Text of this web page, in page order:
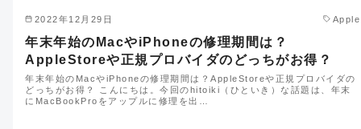
2022年12月29日 Apple
年末年始のMacやiPhoneの修理期間は？
AppleStoreや正規プロバイダのどっちがお得？
年末年始のMacやiPhoneの修理期間は？AppleStoreや正規プロバイダの
どっちがお得？ こんにちは。今回のhitoiki（ひといき）な話題は、年末
にMacBookProをアップルに修理を出…